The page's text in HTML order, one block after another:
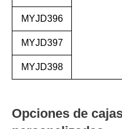
MYJD396
MYJD397
MYJD398
Opciones de